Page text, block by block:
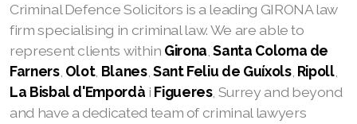
Criminal Defence Solicitors is a leading GIRONA law
firm specialising in criminal law. We are able to
represent clients within Girona ,Santa Coloma de
Farners, Olot, Blanes, Sant Feliu de Guíxols, Ripoll,
La Bisbal d'Empordà i Figueres, Surrey and beyond
and have a dedicated team of criminal lawyers